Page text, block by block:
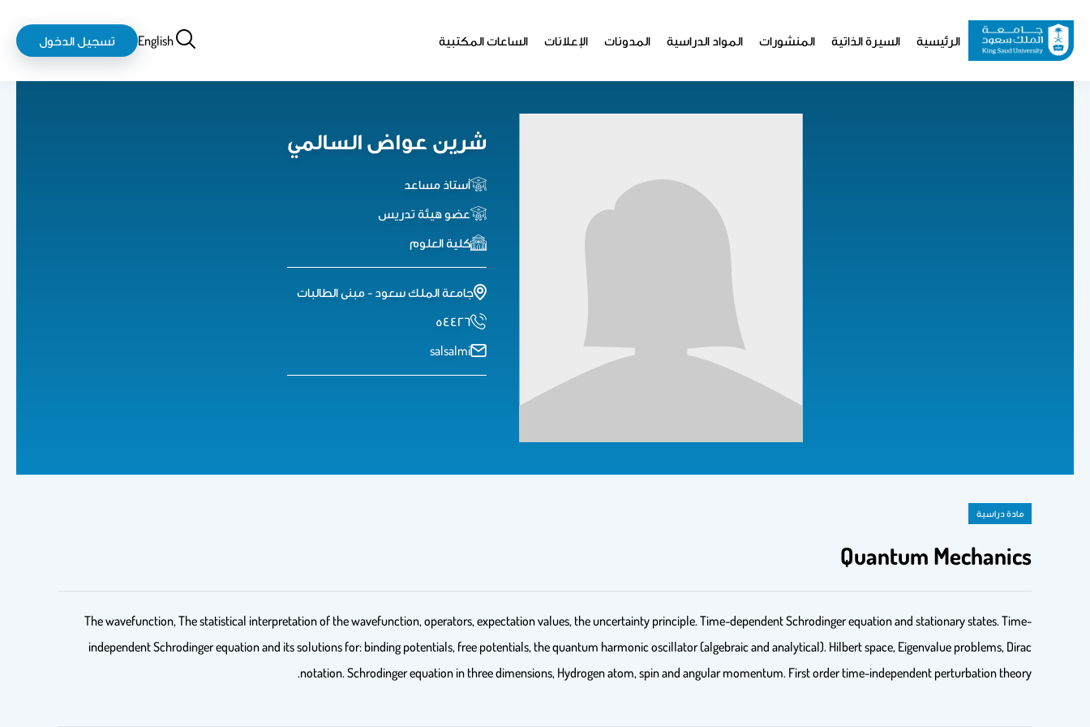
المحتوى
الرئيسي
Website
الرئيسية السيرة الذاتية المنشورات المواد الدراسية المدونات الإعلانات الساعات المكتبية بحثEnglish
login-
logout
تسجيل الدخول
شرين عواض السالمي
أستاذ مساعد
عضو هيئة تدريس
كلية العلوم
جامعة الملك سعود - مبنى الطالبات
٥٤٤٢٦
salsalmi
مادة دراسية
Quantum Mechanics
The wavefunction, The statistical interpretation of the wavefunction, operators, expectation values, the uncertainty principle. Time-dependent Schrodinger equation and stationary states. Time-
independent Schrodinger equation and its solutions for: binding potentials, free potentials, the quantum harmonic oscillator (algebraic and analytical). Hilbert space, Eigenvalue problems, Dirac
notation. Schrodinger equation in three dimensions, Hydrogen atom, spin and angular momentum. First order time-independent perturbation theory.